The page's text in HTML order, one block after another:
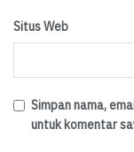
Situs Web
Simpan nama,
untuk komentar